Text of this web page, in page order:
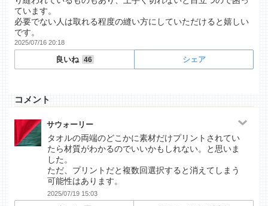
ています。
必要でない人は取れる程度の縫い方にしていただけると嬉しい
です。
2025/07/16 20:18
良いね 46 シェア
コメント
サウォーリー
タオルの両端のどこかに素材だけプリントされてい
たら材質がわかるのでいいかもしれない。と思いま
した。
ただ、プリントだと複数回選択すると消えてしまう
可能性はあります。
2025/07/19 15:03